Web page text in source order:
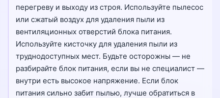
перегреву и выходу из строя. Используйте пылесос
или сжатый воздух для удаления пыли из
вентиляционных отверстий блока питания.
Используйте кисточку для удаления пыли из
труднодоступных мест. Будьте осторожны — не
разбирайте блок питания, если вы не специалист —
внутри есть высокое напряжение. Если блок
питания сильно забит пылью, лучше обратиться в